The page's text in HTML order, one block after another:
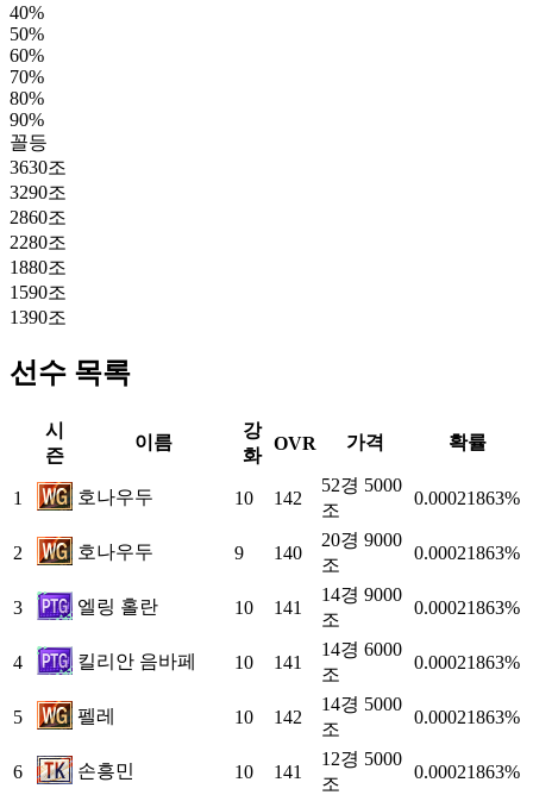
40%
50%
60%
70%
80%
90%
꼴등
3630조
3290조
2860조
2280조
1880조
1590조
1390조
선수 목록
시
즌
이름
강
화
OVR 가격 확률
1 호나우두 10 142
52경 5000
조
0.00021863%
2 호나우두 9 140
20경 9000
조
0.00021863%
3 엘링 홀란 10 141
14경 9000
조
0.00021863%
4 킬리안 음바페 10 141
14경 6000
조
0.00021863%
5 펠레 10 142
14경 5000
조
0.00021863%
6 손흥민 10 141
12경 5000
조
0.00021863%